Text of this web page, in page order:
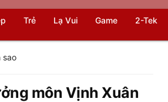
Trẻ Lạ Vui Game 2-Tek
sao
môn Vịnh Xuân